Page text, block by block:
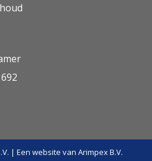
| Een website van Arimpex B.V.